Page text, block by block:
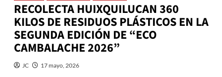
RECOLECTA HUIXQUILUCAN 360
KILOS DE RESIDUOS PLÁSTICOS EN LA
SEGUNDA EDICIÓN DE “ECO
CAMBALACHE 2026”
JC 17 mayo, 2026